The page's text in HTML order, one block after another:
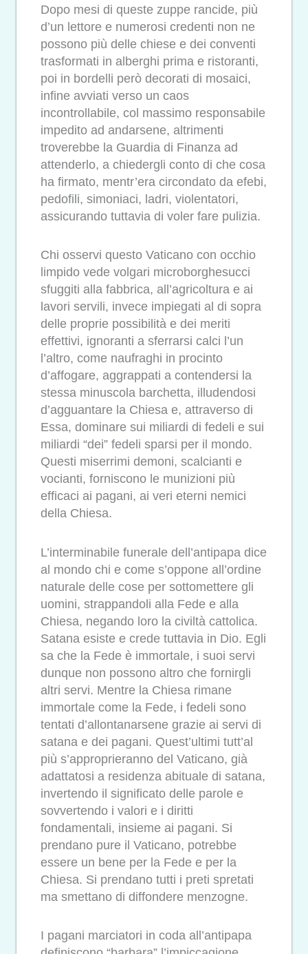
Dopo mesi di queste zuppe rancide, più
d’un lettore e numerosi credenti non ne
possono più delle chiese e dei conventi
trasformati in alberghi prima e ristoranti,
poi in bordelli però decorati di mosaici,
infine avviati verso un caos
incontrollabile, col massimo responsabile
impedito ad andarsene, altrimenti
troverebbe la Guardia di Finanza ad
attenderlo, a chiedergli conto di che cosa
ha firmato, mentr’era circondato da efebi,
pedofili, simoniaci, ladri, violentatori,
assicurando tuttavia di voler fare pulizia.
Chi osservi questo Vaticano con occhio
limpido vede volgari microborghesucci
sfuggiti alla fabbrica, all’agricoltura e ai
lavori servili, invece impiegati al di sopra
delle proprie possibilità e dei meriti
effettivi, ignoranti a sferrarsi calci l’un
l’altro, come naufraghi in procinto
d’affogare, aggrappati a contendersi la
stessa minuscola barchetta, illudendosi
d’agguantare la Chiesa e, attraverso di
Essa, dominare sui miliardi di fedeli e sui
miliardi “dei” fedeli sparsi per il mondo.
Questi miserrimi demoni, scalcianti e
vocianti, forniscono le munizioni più
efficaci ai pagani, ai veri eterni nemici
della Chiesa.
L’interminabile funerale dell’antipapa dice
al mondo chi e come s’oppone all’ordine
naturale delle cose per sottomettere gli
uomini, strappandoli alla Fede e alla
Chiesa, negando loro la civiltà cattolica.
Satana esiste e crede tuttavia in Dio. Egli
sa che la Fede è immortale, i suoi servi
dunque non possono altro che fornirgli
altri servi. Mentre la Chiesa rimane
immortale come la Fede, i fedeli sono
tentati d’allontanarsene grazie ai servi di
satana e dei pagani. Quest’ultimi tutt’al
più s’approprieranno del Vaticano, già
adattatosi a residenza abituale di satana,
invertendo il significato delle parole e
sovvertendo i valori e i diritti
fondamentali, insieme ai pagani. Si
prendano pure il Vaticano, potrebbe
essere un bene per la Fede e per la
Chiesa. Si prendano tutti i preti spretati
ma smettano di diffondere menzogne.
I pagani marciatori in coda all’antipapa